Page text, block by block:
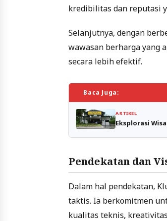
kredibilitas dan reputasi
Selanjutnya, dengan
wawasan berharga yang
secara lebih efektif.
Baca Juga:
ARTIKEL
Eksplorasi
Pendekatan dan
Dalam hal pendekatan,
taktis. Ia berkomitmen
kualitas teknis,